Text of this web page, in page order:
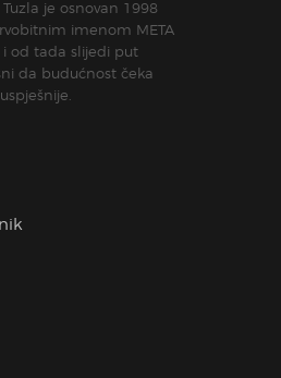
Tuzla je osnovan 1998
imenom META
i od tada slijedi put
da budućnost čeka